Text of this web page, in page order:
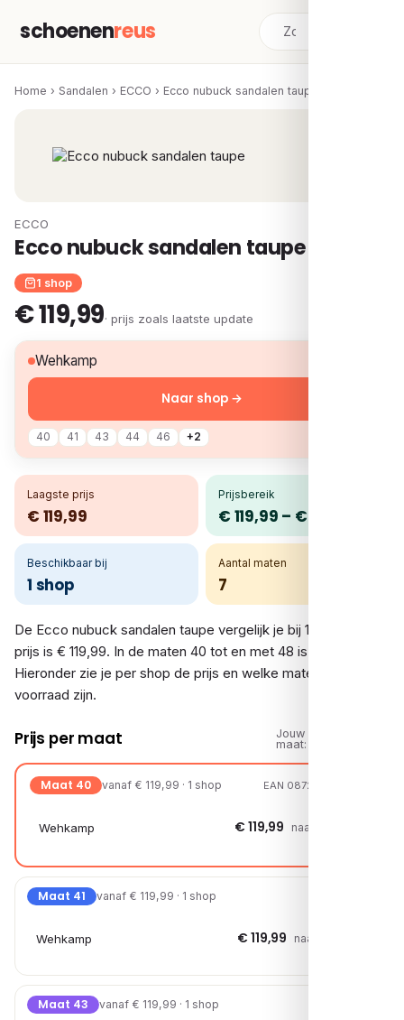
schoenenreus
Home › Sandalen › ECCO › Ecco nubuck sandalen taupe
ECCO
Ecco nubuck sandalen taupe
1 shop
€ 119,99· prijs zoals laatste update
Wehkamp
40 41 43 44 46 +2
Naar shop →
Laagste prijs
€ 119,99
Prijsbereik
€ 119,99 – € 119,99
Beschikbaar bij
1 shop
Aantal maten
7
De Ecco nubuck sandalen taupe vergelijk je bij 1 shop. De
prijs is € 119,99. In de maten 40 tot en met 48 is er voorraad.
Hieronder zie je per shop de prijs en welke maten op
voorraad zijn.
Prijs per maat
Jouw
maat:
Maat 40 vanaf € 119,99 · 1 shop EAN 08721108188279
Wehkamp € 119,99 naar shop →
Maat 41 vanaf € 119,99 · 1 shop
Wehkamp € 119,99 naar shop →
Maat 43 vanaf € 119,99 · 1 shop